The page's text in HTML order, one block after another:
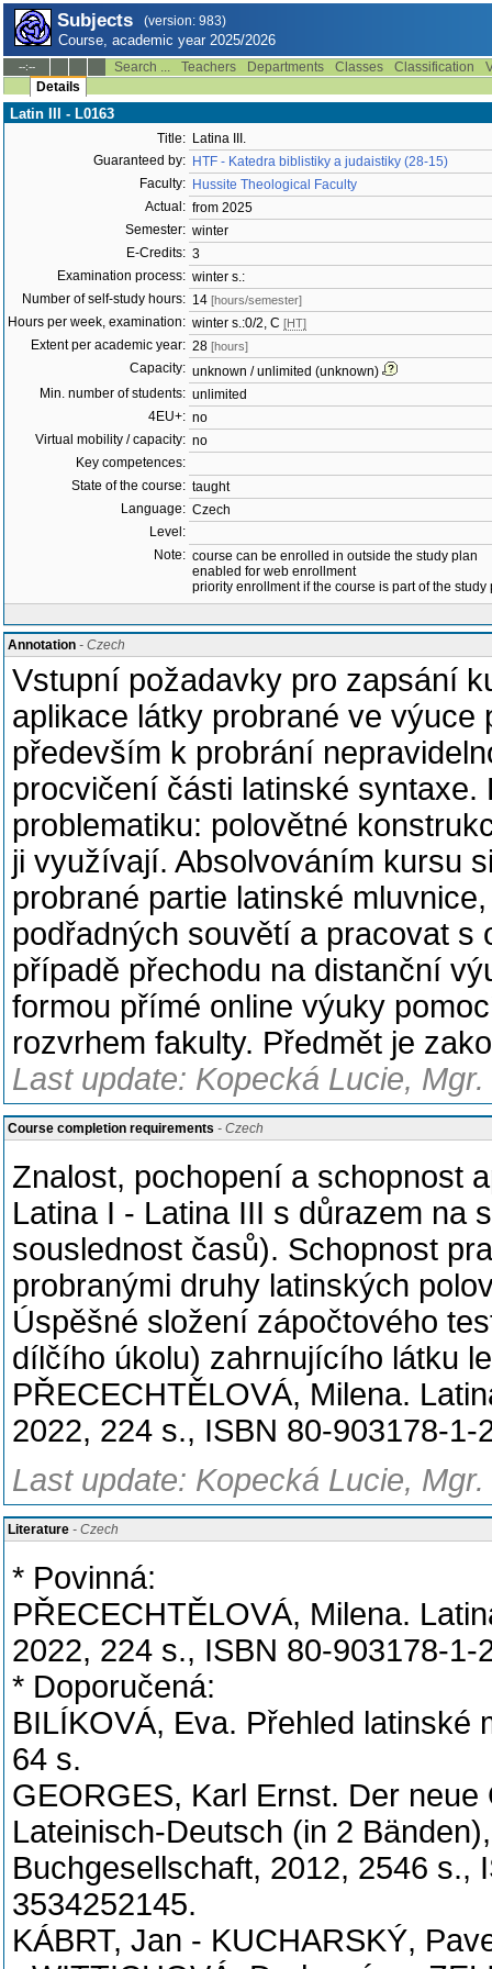
Subjects (version: 983)
Course, academic year 2025/2026
--:-- Search ... Teachers Departments Classes Classification
Details
Latin III - L0163
Title: Latina III.
Guaranteed by: HTF - Katedra biblistiky a judaistiky (28-15)
Faculty: Hussite Theological Faculty
Actual: from 2025
Semester: winter
E-Credits: 3
Examination process: winter s.:
Number of self-study hours: 14 [hours/semester]
Hours per week, examination: winter s.:0/2, C [HT]
Extent per academic year: 28 [hours]
Capacity: unknown / unlimited (unknown)
Min. number of students: unlimited
4EU+: no
Virtual mobility / capacity: no
Key competences:
State of the course: taught
Language: Czech
Level:
Note: course can be enrolled in outside the study plan
enabled for web enrollment
priority enrollment if the course is part of the study
Annotation - Czech
Vstupní požadavky pro zapsání
aplikace látky probrané ve
především k probrání
procvičení části latinské
problematiku: polovětné
ji využívají. Absolvováním kursu
probrané partie latinské
podřadných souvětí a pracovat s
případě přechodu na distanční
formou přímé online výuky
rozvrhem fakulty. Předmět je
Last update: Kopecká Lucie,
Course completion requirements - Czech
Znalost, pochopení a schopnost
Latina I - Latina III s důrazem na
souslednost časů). Schopnost
probranými druhy latinských
Úspěšné složení zápočtového
dílčího úkolu) zahrnujícího látku
PŘECECHTĚLOVÁ, Milena.
2022, 224 s., ISBN 80-903178-1-
Last update: Kopecká Lucie,
Literature - Czech
* Povinná:
PŘECECHTĚLOVÁ, Milena.
2022, 224 s., ISBN 80-903178-1-
* Doporučená:
BILÍKOVÁ, Eva. Přehled latinské
64 s.
GEORGES, Karl Ernst. Der
Lateinisch-Deutsch (in 2
Buchgesellschaft, 2012, 2546 s.,
3534252145.
KÁBRT, Jan - KUCHARSKÝ,